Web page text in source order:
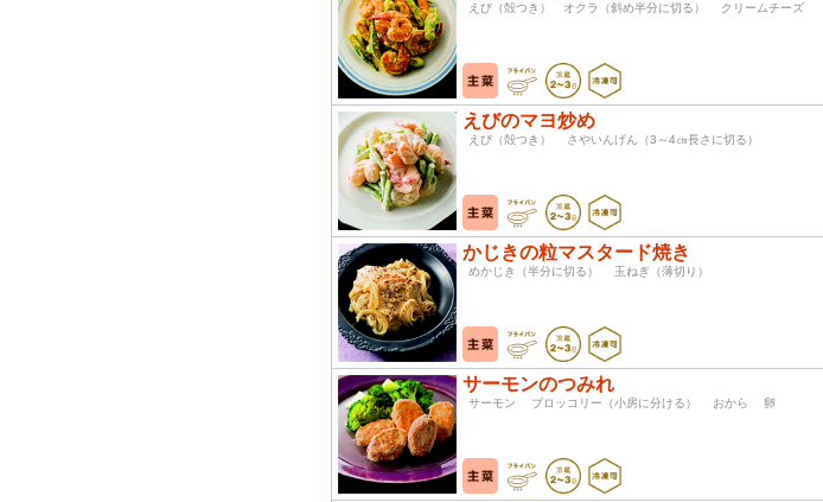
えび（殻つき） オクラ（斜め半分に切る） クリームチーズ
えびのマヨ炒め
えび（殻つき） さやいんげん（3～4㎝長さに切る）
かじきの粒マスタード焼き
めかじき（半分に切る） 玉ねぎ（薄切り）
サーモンのつみれ
サーモン ブロッコリー（小房に分ける） おから 卵